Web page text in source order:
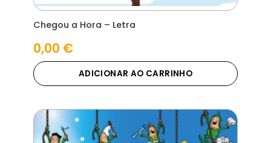
Chegou a Hora – Letra
0,00 €
ADICIONAR AO CARRINHO